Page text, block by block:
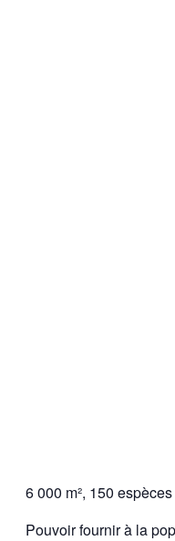
6 000 m², 150
Pouvoir fournir à la